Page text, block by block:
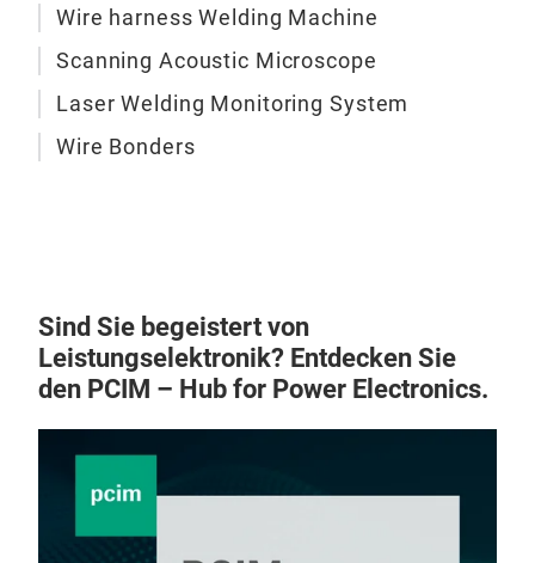
Wire harness Welding Machine
Scanning Acoustic Microscope
Laser Welding Monitoring System
Wire Bonders
Sind Sie begeistert von
Leistungselektronik? Entdecken Sie
den PCIM – Hub for Power Electronics.